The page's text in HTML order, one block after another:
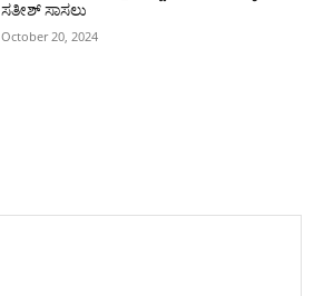
ಸತೀಶ್ ಸಾಸಲು
October 20, 2024